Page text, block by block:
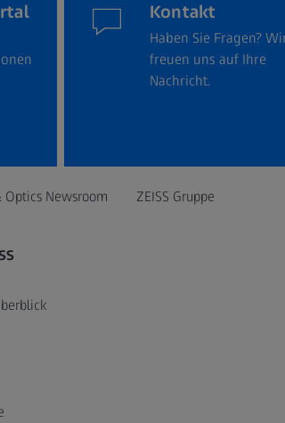
Kontakt
Haben Sie Fragen?
freuen uns auf Ihre
Nachricht.
Optics Newsroom ZEISS Gruppe